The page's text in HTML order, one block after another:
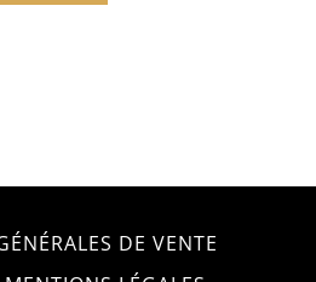
DE VENTE